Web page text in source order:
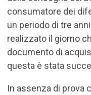
consumatore dei
un periodo di tre
realizzato il giorno
documento di
questa è stata
In assenza di prova